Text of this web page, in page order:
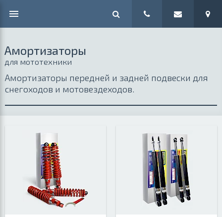
Амортизаторы
для мототехники
Амортизаторы передней и задней подвески для
снегоходов и мотовездеходов.